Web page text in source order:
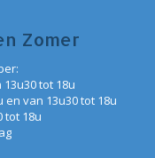
Zomer
tot 18u
en van 13u30 tot 18u
tot 18u